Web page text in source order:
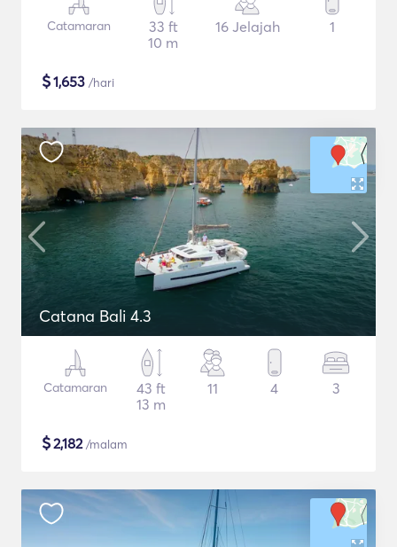
Catamaran
33 ft
10 m
16 Jelajah 1
$1,653 /hari
Catana Bali 4.3
Catamaran
43 ft
13 m
11 4 3
$2,182/malam